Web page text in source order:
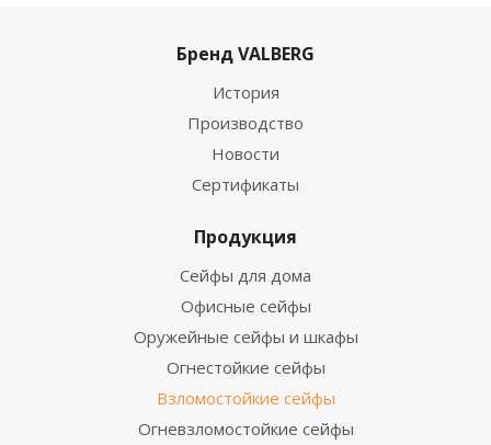
Бренд VALBERG
История
Производство
Новости
Сертификаты
Продукция
Сейфы для дома
Офисные сейфы
Оружейные сейфы и шкафы
Огнестойкие сейфы
Взломостойкие сейфы
Огневзломостойкие сейфы